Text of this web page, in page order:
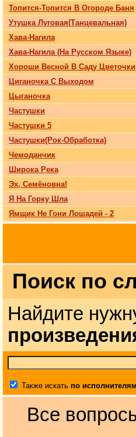
Топится-Топится В Огороде Баня
Утушка Луговая(Танцевальная)
Хава-Нагила
Хава-Нагила (На Русском Языке)
Хороши Весной В Саду Цветочки
Циганочка С Выходом
Цыганочка
Частушки
Частушки 5
Частушки(Рок-Обработка)
Чемоданчик
Широка Река
Эх, Семёновна!
Я На Горку Шла
Ямщик Не Гони Лошадей - 2
Поиск по
Найдите
Также искать по исполнителям
Все